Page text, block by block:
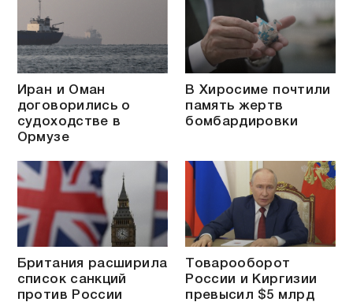
Иран и Оман
договорились о
судоходстве в
Ормузе
В Хиросиме почтили
память жертв
бомбардировки
Британия расширила
список санкций
против России
Товарооборот
России и Киргизии
превысил $5 млрд